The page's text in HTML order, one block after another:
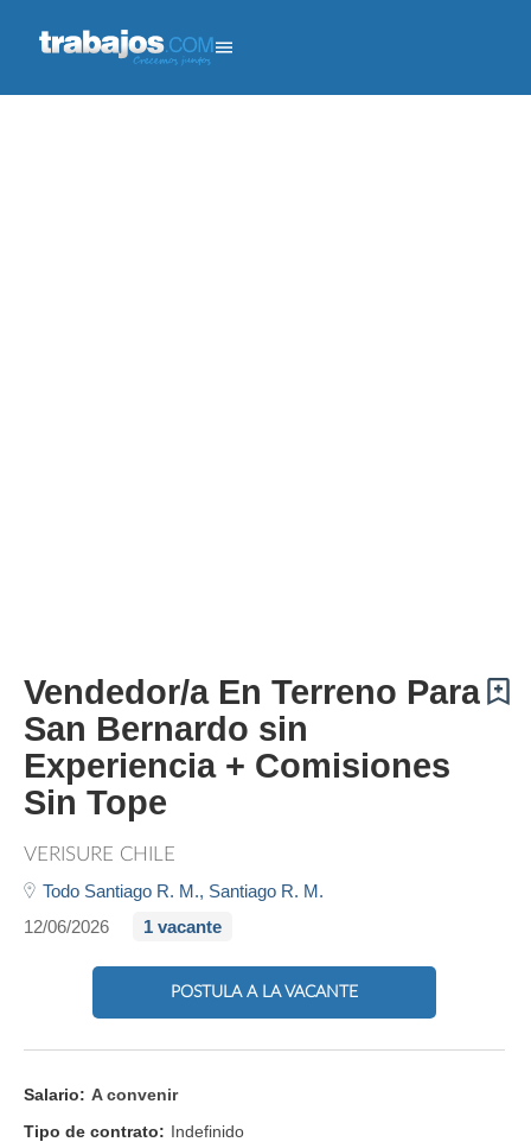
Vendedor/a En Terreno Para
San Bernardo sin
Experiencia + Comisiones
Sin Tope
VERISURE CHILE
Todo Santiago R. M., Santiago R. M.
12/06/2026
1 vacante
POSTULA A LA VACANTE
Salario: A convenir
Tipo de contrato: Indefinido